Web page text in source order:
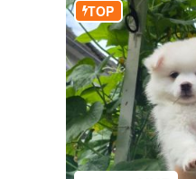
TOP